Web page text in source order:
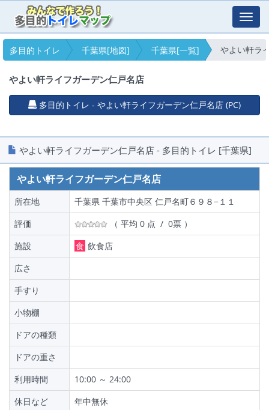
多目的トイレ
千葉県[地図] 千葉県[一覧] やよい軒ラ
やよい軒ライフガーデン仁戸名店
多目的トイレ - やよい軒ライフガーデン仁戸名店 (PC)
やよい軒ライフガーデン仁戸名店 - 多目的トイレ [千葉県]
やよい軒ライフガーデン仁戸名店
所在地
千葉県 千葉市中央区 仁戸名町６９８−１１
評価
（ 平均 0 点 / 0票 ）
施設
食 飲食店
広さ
手すり
小物棚
ドアの種類
ドアの重さ
利用時間
10:00 ～ 24:00
休日など
年中無休